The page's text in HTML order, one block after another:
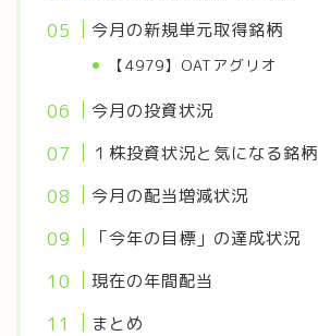
今月の新規単元取得銘柄
【4979】OATアグリオ
今月の投資状況
１株投資状況と気になる銘柄
今月の配当増減状況
「今年の目標」の達成状況
現在の年間配当
まとめ